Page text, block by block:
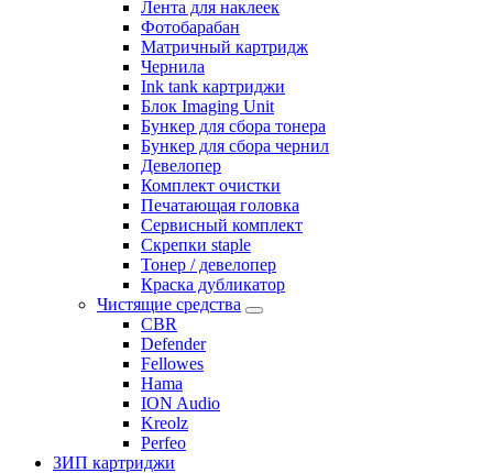
Лента для наклеек
Фотобарабан
Матричный картридж
Чернила
Ink tank картриджи
Блок Imaging Unit
Бункер для сбора тонера
Бункер для сбора чернил
Девелопер
Комплект очистки
Печатающая головка
Сервисный комплект
Скрепки staple
Тонер / девелопер
Краска дубликатор
Чистящие средства
CBR
Defender
Fellowes
Hama
ION Audio
Kreolz
Perfeo
ЗИП картриджи